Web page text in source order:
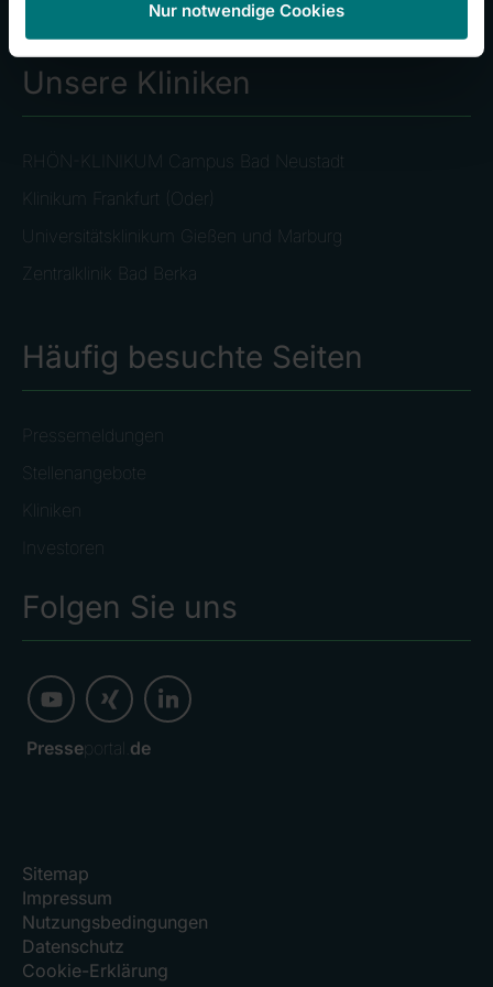
Nur notwendige Cookies
Unsere Kliniken
RHÖN-KLINIKUM Campus Bad Neustadt
Klinikum Frankfurt (Oder)
Universitätsklinikum Gießen und Marburg
Zentralklinik Bad Berka
Häufig besuchte Seiten
Pressemeldungen
Stellenangebote
Kliniken
Investoren
Folgen Sie uns
Presseportal. de
Sitemap
Impressum
Nutzungsbedingungen
Datenschutz
Cookie-Erklärung